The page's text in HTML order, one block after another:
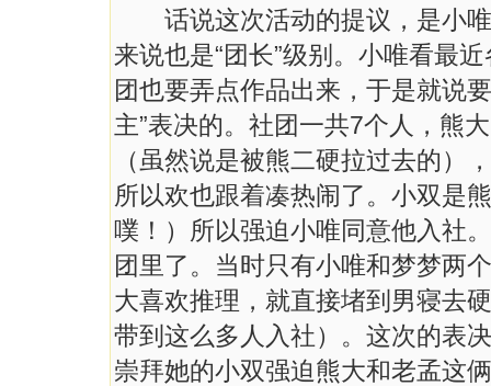
话说这次活动的提议，是小唯
来说也是“团长”级别。小唯看最
团也要弄点作品出来，于是就说
主”表决的。社团一共7个人，熊
（虽然说是被熊二硬拉过去的）
所以欢也跟着凑热闹了。小双
噗！）所以强迫小唯同意他入社
团里了。当时只有小唯和梦梦两
大喜欢推理，就直接堵到男寝去
带到这么多人入社）。这次的表
崇拜她的小双强迫熊大和老孟这